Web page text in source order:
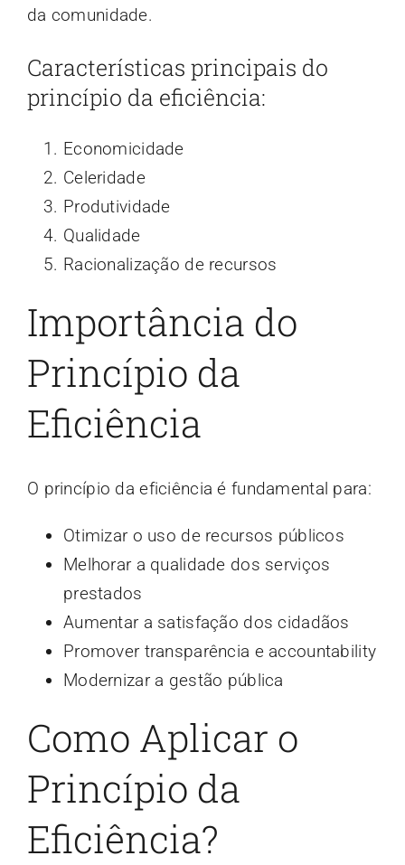
da comunidade.
Características principais do
princípio da eficiência:
Economicidade
Celeridade
Produtividade
Qualidade
Racionalização de recursos
Importância do
Princípio da
Eficiência
O princípio da eficiência é fundamental para:
Otimizar o uso de recursos públicos
Melhorar a qualidade dos serviços
prestados
Aumentar a satisfação dos cidadãos
Promover transparência e accountability
Modernizar a gestão pública
Como Aplicar o
Princípio da
Eficiência?